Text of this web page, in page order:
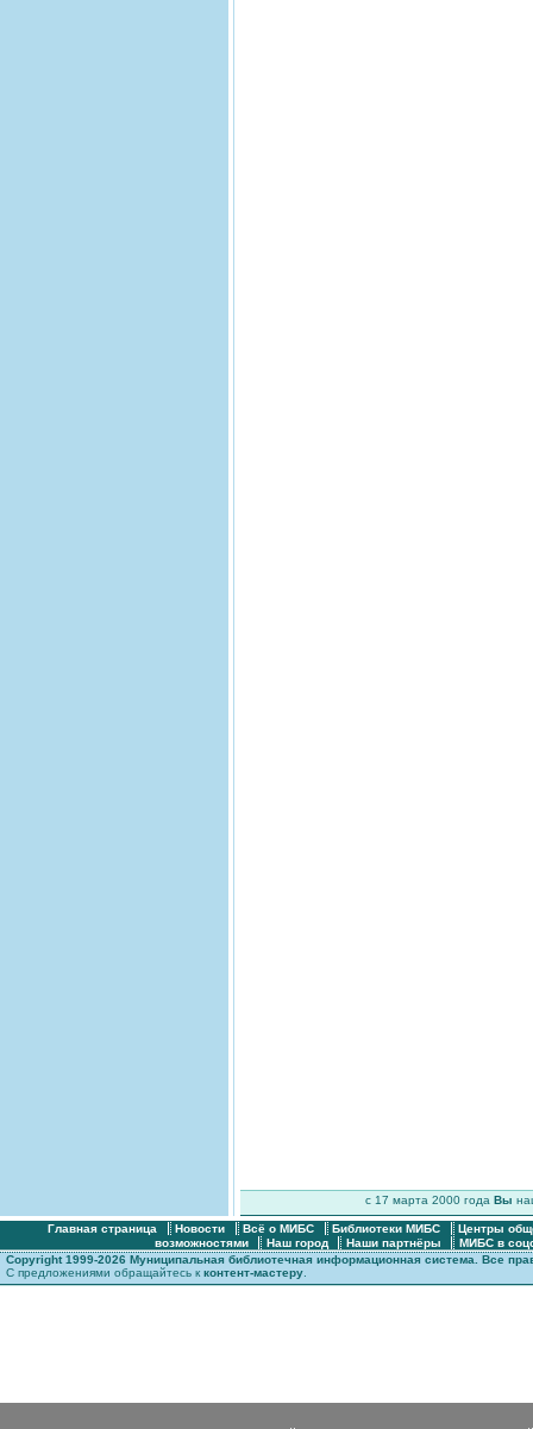
c 17 марта 2000 годаВы
Главная страница Новости Всё о МИБС Библиотеки МИБС
Центры
возможностями
Наш город Наши партнёры
МИБС в
Copyright 1999-2026 Муниципальная библиотечная информационная система. Все
С предложениями обращайтесь к контент-мастеру